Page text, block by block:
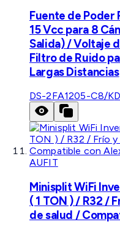
Fuente de Poder
15 Vcc para 8
Salida) / Voltaje
Filtro de Ruido
Largas Distancias
DS-2FA1205-C8/K
AUFIT
Minisplit WiFi
( 1 TON ) / R32 /
de salud /